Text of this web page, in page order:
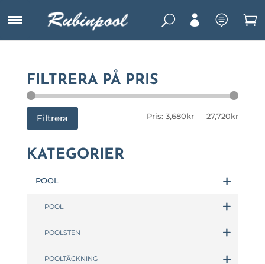
U   
FILTRERA PÅ PRIS
Min
Max
Filtrera Pris:3,680kr —27,720kr
KATEGORIER
POOL
POOL
POOLSTEN
POOLTÄCKNING